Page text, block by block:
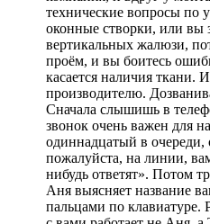
технические вопросы по
оконные створки, или вы
вертикальных жалюзи,
проём, и вы боитесь
касается наличия ткани.
производителю.
Сначала слышишь в
звонок очень важен для
одиннадцатый в очереди,
пожалуйста, на линии,
нибудь ответят». Потом
Аня выясняет название
пальцами по клавиатуре.